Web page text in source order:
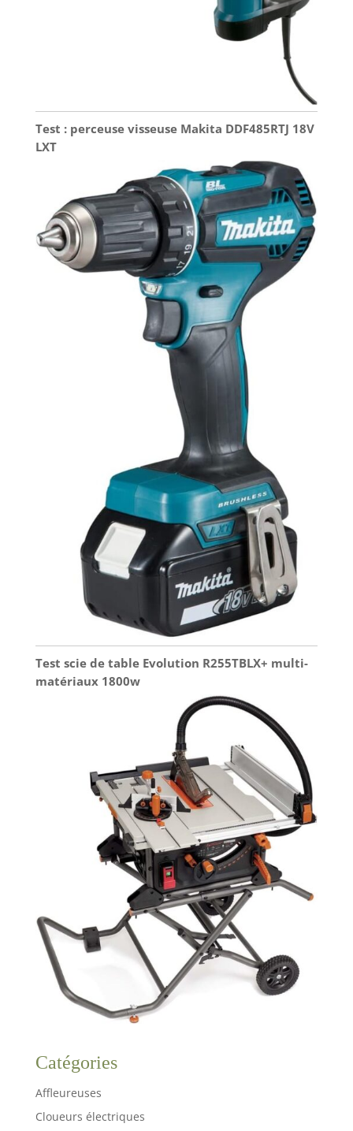
Test : perceuse visseuse Makita DDF485RTJ 18V
LXT
Test scie de table Evolution R255TBLX+ multi-
matériaux 1800w
Catégories
Affleureuses
Cloueurs électriques